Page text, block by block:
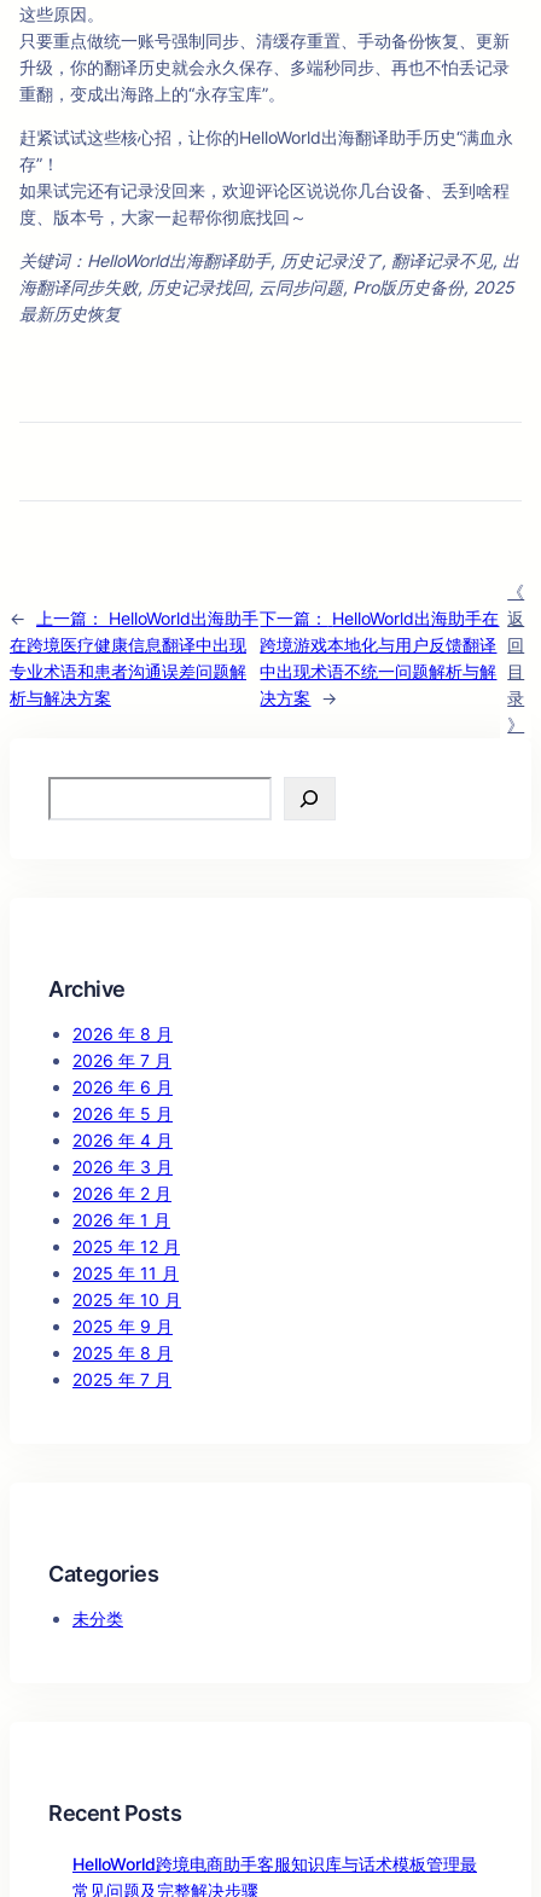
这些原因。
只要重点做统一账号强制同步、清缓存重置、手动备份恢复、更新
升级，你的翻译历史就会永久保存、多端秒同步、再也不怕丢记录
重翻，变成出海路上的“永存宝库”。
赶紧试试这些核心招，让你的HelloWorld出海翻译助手历史“满血永
存”！
如果试完还有记录没回来，欢迎评论区说说你几台设备、丢到啥程
度、版本号，大家一起帮你彻底找回～
关键词：HelloWorld出海翻译助手, 历史记录没了, 翻译记录不见, 出
海翻译同步失败, 历史记录找回, 云同步问题, Pro版历史备份, 2025
最新历史恢复
← 上一篇：
HelloWorld出海助手
在跨境医疗健康信息翻译中出现
专业术语和患者沟通误差问题解
析与解决方案
下一篇：
HelloWorld出海助手在
跨境游戏本地化与用户反馈翻译
中出现术语不统一问题解析与解
决方案
→
《
返
回
目
录
》
Archive
2026 年 8 月
2026 年 7 月
2026 年 6 月
2026 年 5 月
2026 年 4 月
2026 年 3 月
2026 年 2 月
2026 年 1 月
2025 年 12 月
2025 年 11 月
2025 年 10 月
2025 年 9 月
2025 年 8 月
2025 年 7 月
Categories
未分类
Recent Posts
HelloWorld跨境电商助手客服知识库与话术模板管理最
常见问题及完整解决步骤